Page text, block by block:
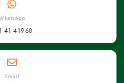
41 41960
Email